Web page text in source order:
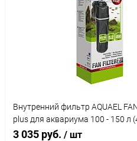
Внутренний фильтр AQUAEL
plus для аквариума 100 - 150 л
Вт)
3 035 руб. / шт